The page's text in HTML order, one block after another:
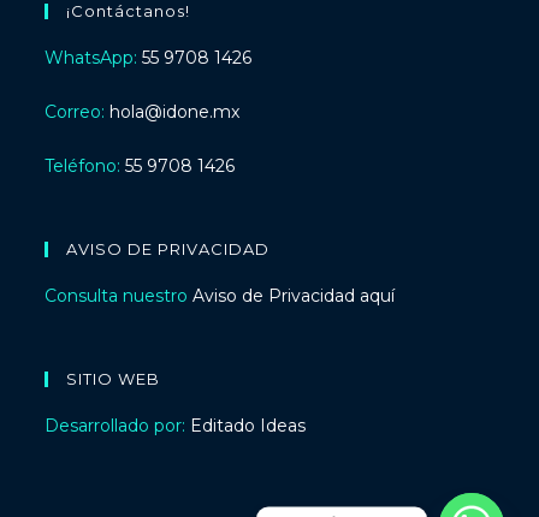
¡Contáctanos!
WhatsApp:55 9708 1426
Correo:hola@idone.mx
Teléfono:55 9708 1426
AVISO DE PRIVACIDAD
Consulta nuestroAviso de Privacidad aquí
SITIO WEB
Desarrollado por: Editado Ideas